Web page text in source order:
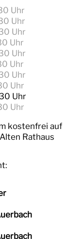
Uhr
Uhr
Uhr
Uhr
Uhr
Uhr
Uhr
Uhr
Uhr
Uhr
kostenfrei auf
Rathaus